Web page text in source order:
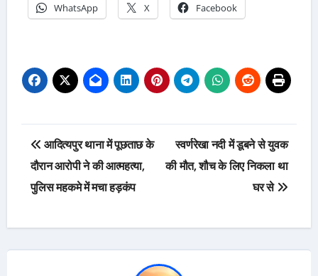
WhatsApp X Facebook
Post
navigation
आदित्यपुर थाना में पूछताछ के
दौरान आरोपी ने की आत्महत्या,
पुलिस महकमे में मचा हड़कंप
स्वर्णरेखा नदी में डूबने से युवक
की मौत, शौच के लिए निकला था
घर से